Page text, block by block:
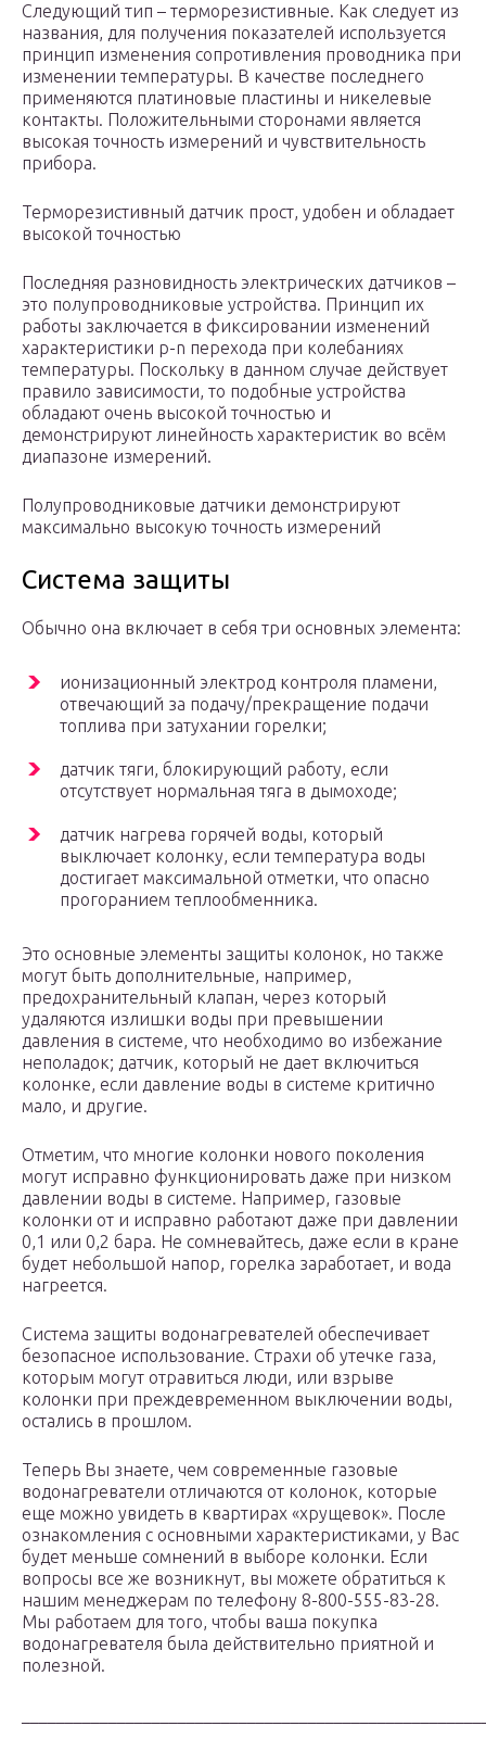
Следующий тип – терморезистивные. Как следует из
названия, для получения показателей используется
принцип изменения сопротивления проводника при
изменении температуры. В качестве последнего
применяются платиновые пластины и никелевые
контакты. Положительными сторонами является
высокая точность измерений и чувствительность
прибора.
Терморезистивный датчик прост, удобен и обладает
высокой точностью
Последняя разновидность электрических датчиков –
это полупроводниковые устройства. Принцип их
работы заключается в фиксировании изменений
характеристики p-n перехода при колебаниях
температуры. Поскольку в данном случае действует
правило зависимости, то подобные устройства
обладают очень высокой точностью и
демонстрируют линейность характеристик во всём
диапазоне измерений.
Полупроводниковые датчики демонстрируют
максимально высокую точность измерений
Система защиты
Обычно она включает в себя три основных элемента:
ионизационный электрод контроля пламени,
отвечающий за подачу/прекращение подачи
топлива при затухании горелки;
датчик тяги, блокирующий работу, если
отсутствует нормальная тяга в дымоходе;
датчик нагрева горячей воды, который
выключает колонку, если температура воды
достигает максимальной отметки, что опасно
прогоранием теплообменника.
Это основные элементы защиты колонок, но также
могут быть дополнительные, например,
предохранительный клапан, через который
удаляются излишки воды при превышении
давления в системе, что необходимо во избежание
неполадок; датчик, который не дает включиться
колонке, если давление воды в системе критично
мало, и другие.
Отметим, что многие колонки нового поколения
могут исправно функционировать даже при низком
давлении воды в системе. Например, газовые
колонки от и исправно работают даже при давлении
0,1 или 0,2 бара. Не сомневайтесь, даже если в кране
будет небольшой напор, горелка заработает, и вода
нагреется.
Система защиты водонагревателей обеспечивает
безопасное использование. Страхи об утечке газа,
которым могут отравиться люди, или взрыве
колонки при преждевременном выключении воды,
остались в прошлом.
Теперь Вы знаете, чем современные газовые
водонагреватели отличаются от колонок, которые
еще можно увидеть в квартирах «хрущевок». После
ознакомления с основными характеристиками, у Вас
будет меньше сомнений в выборе колонки. Если
вопросы все же возникнут, вы можете обратиться к
нашим менеджерам по телефону 8-800-555-83-28.
Мы работаем для того, чтобы ваша покупка
водонагревателя была действительно приятной и
полезной.